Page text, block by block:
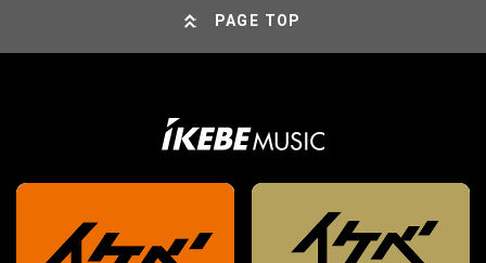
PAGE TOP